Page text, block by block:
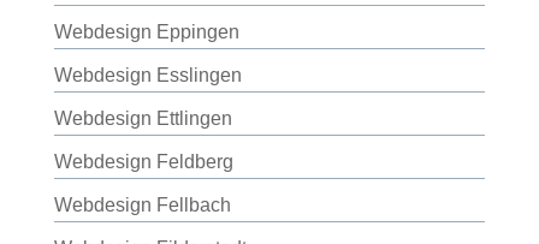
Webdesign Eppingen
Webdesign Esslingen
Webdesign Ettlingen
Webdesign Feldberg
Webdesign Fellbach